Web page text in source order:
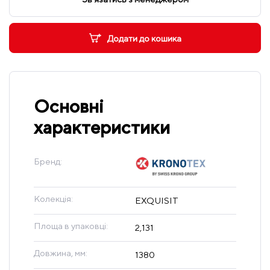
Додати до кошика
Основні
характеристики
Бренд:
Колекція: EXQUISIT
Площа в упаковці: 2,131
Довжина, мм: 1380